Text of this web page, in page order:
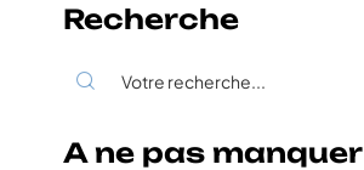
Recherche
A ne pas manquer